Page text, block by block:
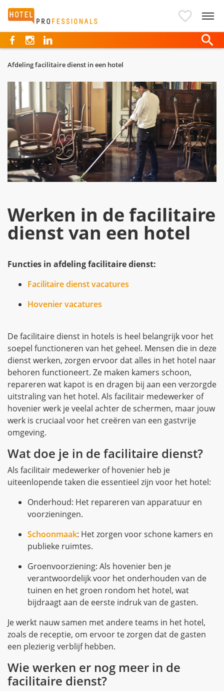
Hotelprofessionals
Afdeling facilitaire dienst in een hotel
Werken in de facilitaire
dienst van een hotel
Functies in afdeling facilitaire dienst:
Facilitaire dienst vacatures
Hovenier vacatures
De facilitaire dienst in hotels is heel belangrijk voor het
soepel functioneren van het geheel. Mensen die in deze
dienst werken, zorgen ervoor dat alles in het hotel naar
behoren functioneert. Ze maken kamers schoon,
repareren wat kapot is en dragen bij aan een verzorgde
uitstraling van het hotel. Als facilitair medewerker of
hovenier werk je veelal achter de schermen, maar jouw
werk is cruciaal voor het creëren van een gastvrije
omgeving.
Wat doe je in de facilitaire dienst?
Als facilitair medewerker of hovenier heb je
uiteenlopende taken die essentieel zijn voor het hotel:
Onderhoud: Het repareren van apparatuur en
voorzieningen.
Schoonmaak: Het zorgen voor schone kamers en
publieke ruimtes.
Groenvoorziening: Als hovenier ben je
verantwoordelijk voor het onderhouden van de
tuinen en het groen rondom het hotel, wat
bijdraagt aan de eerste indruk van de gasten.
Je werkt nauw samen met andere teams in het hotel,
zoals de receptie, om ervoor te zorgen dat de gasten
een plezierig verblijf hebben.
Wie werken er nog meer in de
facilitaire dienst?